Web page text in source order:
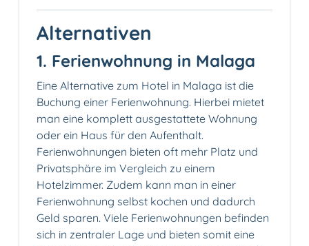
Alternativen
1. Ferienwohnung in Malaga
Eine Alternative zum Hotel in Malaga ist die
Buchung einer Ferienwohnung. Hierbei mietet
man eine komplett ausgestattete Wohnung
oder ein Haus für den Aufenthalt.
Ferienwohnungen bieten oft mehr Platz und
Privatsphäre im Vergleich zu einem
Hotelzimmer. Zudem kann man in einer
Ferienwohnung selbst kochen und dadurch
Geld sparen. Viele Ferienwohnungen befinden
sich in zentraler Lage und bieten somit eine